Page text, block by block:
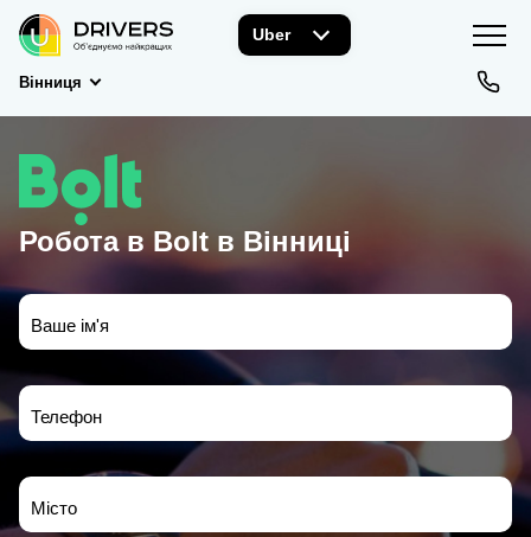
Uber
Вінниця
Робота в Bolt в Вінниці
Ваше ім'я
Телефон
Місто